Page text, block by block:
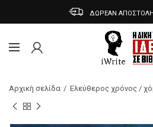
ΔΩΡΕΑΝ
Αρχική σελίδα Ελεύθερος χρόνος /